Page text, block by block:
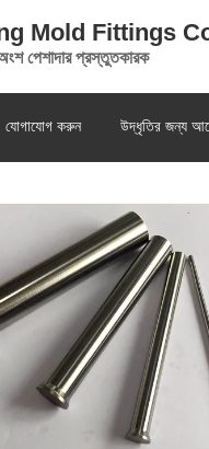
Mold Fittings
পেশাদার প্রস্তুতকারক
যোগাযোগ করুন উদ্ধৃতির জন্য